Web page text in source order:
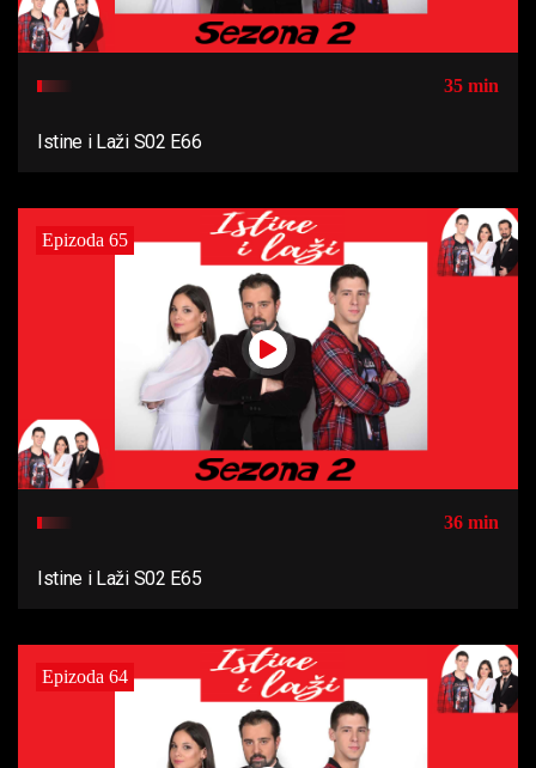
35 min
Istine i Laži S02 E66
Epizoda 65
36 min
Istine i Laži S02 E65
Epizoda 64